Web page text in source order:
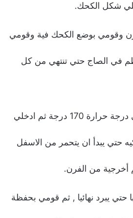
شكل الكحك.
وقومي بوضع الكحك فية وقومي
في الصاج حتي تنتهي من كل
شغلي الفرن علي درجة حرارة 170 درجة ثم ادخلي
حتي يبدأ ان يتحمر من الاسفل
من الفرن.
حتي يبرد نهائيا , ثم قومي بحفظة